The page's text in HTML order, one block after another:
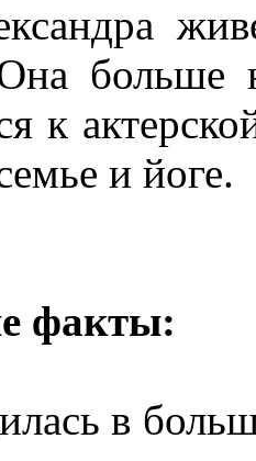
больше
к
и йоге.
факты:
в